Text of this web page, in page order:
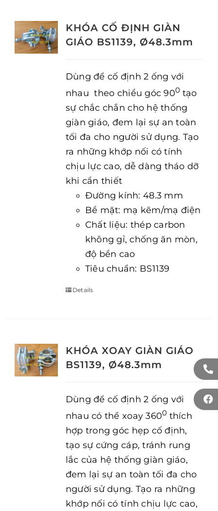
KHÓA CỐ ĐỊNH GIÀN
GIÁO BS1139, Ø48.3mm
Dùng để cố định 2 ống với
nhau theo chiều góc 900 tạo
sự chắc chắn cho hệ thống
giàn giáo, đem lại sự an toàn
tối đa cho người sử dụng. Tạo
ra những khớp nối có tính
chịu lực cao, dễ dàng tháo dỡ
khi cần thiết
Đường kính: 48.3 mm
Bề mặt: mạ kẽm/mạ điện
Chất liệu: thép carbon
không gỉ, chống ăn mòn,
độ bền cao
Tiêu chuẩn: BS1139
Details
KHÓA XOAY GIÀN GIÁO
BS1139, Ø48.3mm
Dùng để cố định 2 ống với
nhau có thể xoay 3600 thích
hợp trong góc hẹp cố định,
tạo sự cứng cáp, tránh rung
lắc của hệ thống giàn giáo,
đem lại sự an toàn tối đa cho
người sử dụng. Tạo ra những
khớp nối có tính chịu lực cao,